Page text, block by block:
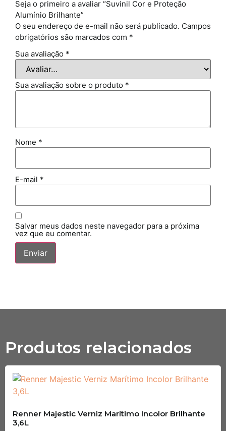
Seja o primeiro a avaliar “Suvinil Cor e Proteção
Alumínio Brilhante”
O seu endereço de e-mail não será publicado. Campos
obrigatórios são marcados com *
Sua avaliação *
Sua avaliação sobre o produto *
Nome *
E-mail *
Salvar meus dados neste navegador para a próxima
vez que eu comentar.
Produtos relacionados
Renner Majestic Verniz Marítimo Incolor Brilhante
3,6L